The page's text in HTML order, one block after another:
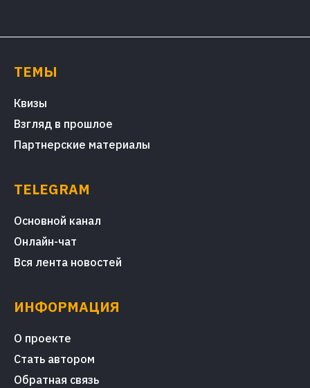
ТЕМЫ
Квизы
Взгляд в прошлое
Партнерские материалы
TELEGRAM
Основной канал
Онлайн-чат
Вся лента новостей
ИНФОРМАЦИЯ
О проекте
Стать автором
Обратная связь